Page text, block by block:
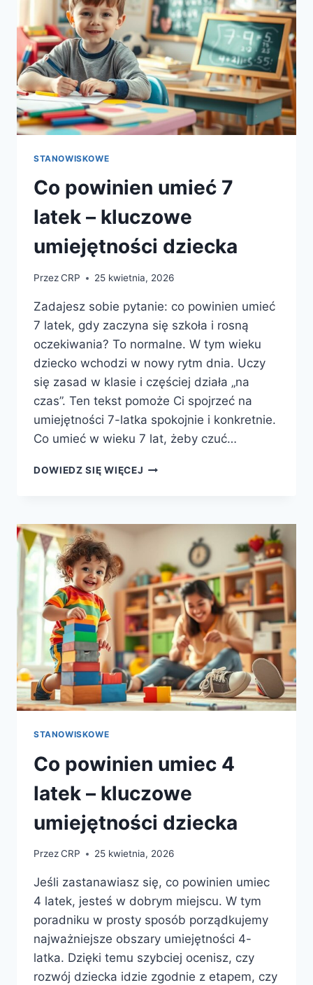
STANOWISKOWE
Co powinien umieć 7
latek – kluczowe
umiejętności dziecka
PrzezCRP 25 kwietnia, 2026
Zadajesz sobie pytanie: co powinien umieć
7 latek, gdy zaczyna się szkoła i rosną
oczekiwania? To normalne. W tym wieku
dziecko wchodzi w nowy rytm dnia. Uczy
się zasad w klasie i częściej działa „na
czas”. Ten tekst pomoże Ci spojrzeć na
umiejętności 7-latka spokojnie i konkretnie.
Co umieć w wieku 7 lat, żeby czuć…
DOWIEDZ SIĘ WIĘCEJ CO
LATEK
KLUCZOWE
UMIEJĘTNOŚCI
DZIECKA
STANOWISKOWE
Co powinien umiec 4
latek – kluczowe
umiejętności dziecka
PrzezCRP 25 kwietnia, 2026
Jeśli zastanawiasz się, co powinien umiec
4 latek, jesteś w dobrym miejscu. W tym
poradniku w prosty sposób porządkujemy
najważniejsze obszary umiejętności 4-
latka. Dzięki temu szybciej ocenisz, czy
rozwój dziecka idzie zgodnie z etapem, czy